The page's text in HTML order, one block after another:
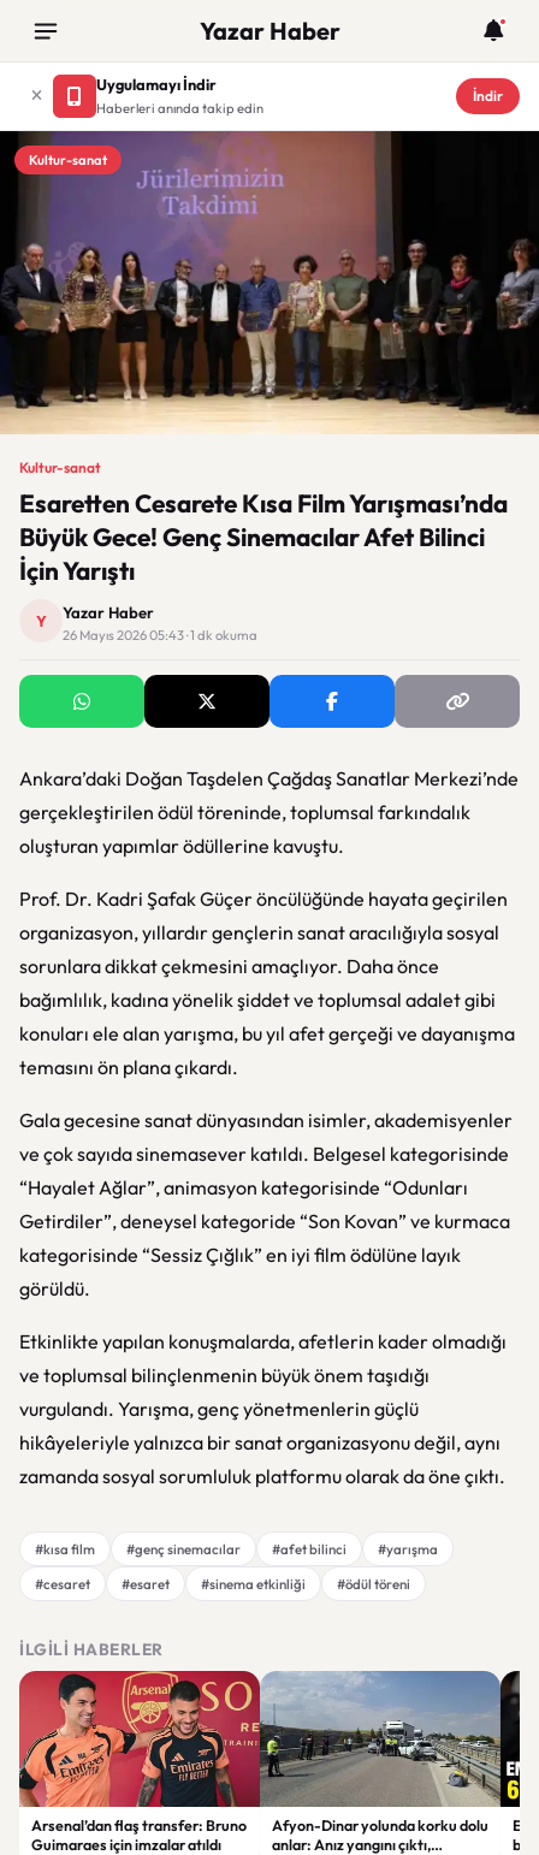
Yazar Haber
Uygulamayı İndir
Haberleri anında takip edin
İndir
Kultur-sanat
Kultur-sanat
Esaretten Cesarete Kısa Film Yarışması’nda
Büyük Gece! Genç Sinemacılar Afet Bilinci
İçin Yarıştı
Y Yazar Haber
26 Mayıs 2026 05:43 · 1 dk okuma
Ankara’daki Doğan Taşdelen Çağdaş Sanatlar Merkezi’nde
gerçekleştirilen ödül töreninde, toplumsal farkındalık
oluşturan yapımlar ödüllerine kavuştu.
Prof. Dr. Kadri Şafak Güçeröncülüğünde hayata geçirilen
organizasyon, yıllardır gençlerin sanat aracılığıyla sosyal
sorunlara dikkat çekmesini amaçlıyor. Daha önce
bağımlılık, kadına yönelik şiddet ve toplumsal adalet gibi
konuları ele alan yarışma, bu yıl afet gerçeği ve dayanışma
temasını ön plana çıkardı.
Gala gecesine sanat dünyasından isimler, akademisyenler
ve çok sayıda sinemasever katıldı. Belgesel kategorisinde
“Hayalet Ağlar”, animasyon kategorisinde “Odunları
Getirdiler”, deneysel kategoride “Son Kovan” ve kurmaca
kategorisinde “Sessiz Çığlık” en iyi film ödülüne layık
görüldü.
Etkinlikte yapılan konuşmalarda, afetlerin kader olmadığı
ve toplumsal bilinçlenmenin büyük önem taşıdığı
vurgulandı. Yarışma, genç yönetmenlerin güçlü
hikâyeleriyle yalnızca bir sanat organizasyonu değil, aynı
zamanda sosyal sorumluluk platformu olarak da öne çıktı.
#kısa film #genç sinemacılar #afet bilinci
#yarışma
#cesaret
#esaret #sinema etkinliği #ödül töreni
İLGILI HABERLER
Arsenal’dan flaş transfer: Bruno
Guimaraes için imzalar atıldı
Afyon-Dinar yolunda korku dolu
anlar: Anız yangını çıktı,
bin